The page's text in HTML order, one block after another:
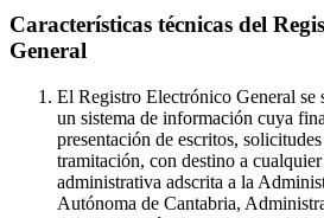
Características técnicas del
General
El Registro Electrónico General se
un sistema de información cuya
presentación de escritos,
tramitación, con destino a
administrativa adscrita a la
Autónoma de Cantabria,